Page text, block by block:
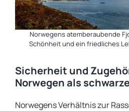
Norwegens atemberaubende
Schönheit und ein friedliches
Sicherheit und
Norwegen als
Norwegens Verhältnis zur